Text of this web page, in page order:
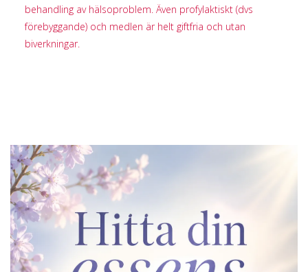
behandling av hälsoproblem. Även profylaktiskt (dvs
förebyggande) och medlen är helt giftfria och utan
biverkningar.